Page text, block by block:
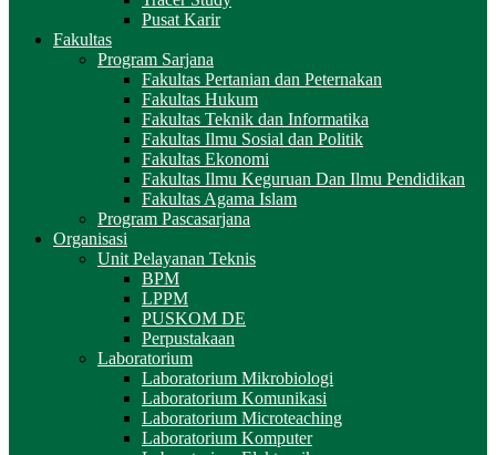
Pusat Karir
Fakultas
Program Sarjana
Fakultas Pertanian dan Peternakan
Fakultas Hukum
Fakultas Teknik dan Informatika
Fakultas Ilmu Sosial dan Politik
Fakultas Ekonomi
Fakultas Ilmu Keguruan Dan Ilmu Pendidikan
Fakultas Agama Islam
Program Pascasarjana
Organisasi
Unit Pelayanan Teknis
BPM
LPPM
PUSKOM DE
Perpustakaan
Laboratorium
Laboratorium Mikrobiologi
Laboratorium Komunikasi
Laboratorium Microteaching
Laboratorium Komputer